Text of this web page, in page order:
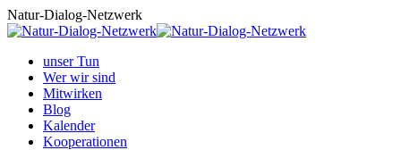
Zum
Inhalt
Natur-Dialog-Netzwerk
unser Tun
Wer wir sind
Mitwirken
Blog
Kalender
Kooperationen